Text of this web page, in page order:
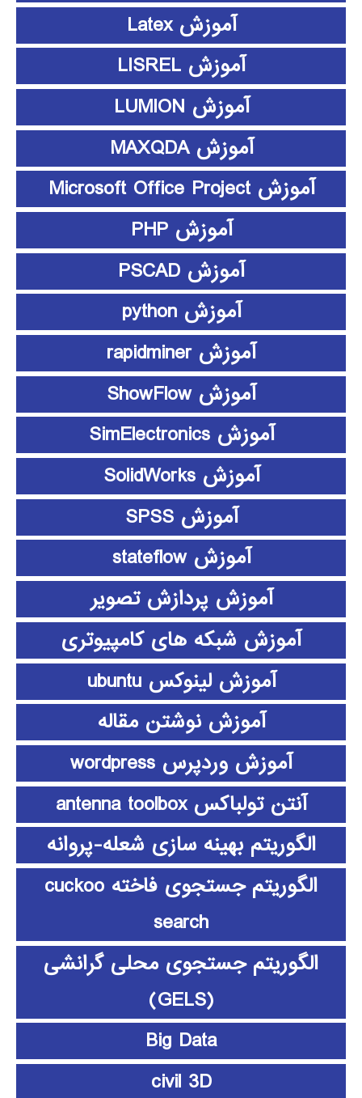
آموزش Latex
آموزش LISREL
آموزش LUMION
آموزش MAXQDA
آموزش Microsoft Office Project
آموزش PHP
آموزش PSCAD
آموزش python
آموزش rapidminer
آموزش ShowFlow
آموزش SimElectronics
آموزش SolidWorks
آموزش SPSS
آموزش stateflow
آموزش پردازش تصویر
آموزش شبکه های کامپیوتری
آموزش لینوکس ubuntu
آموزش نوشتن مقاله
آموزش وردپرس wordpress
آنتن تولباکس antenna toolbox
الگوریتم بهینه سازی شعله-پروانه
الگوریتم جستجوی فاخته cuckoo
search
الگوریتم جستجوی محلی گرانشی
(GELS)
Big Data
civil 3D